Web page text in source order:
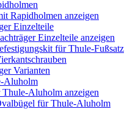
Rapidholmen anzeigen
Einzelteile
Einzelteile anzeigen
für Thule-Fußsatz
Varianten
Aluholm
Thule-Aluholm anzeigen
für Thule-Aluholm